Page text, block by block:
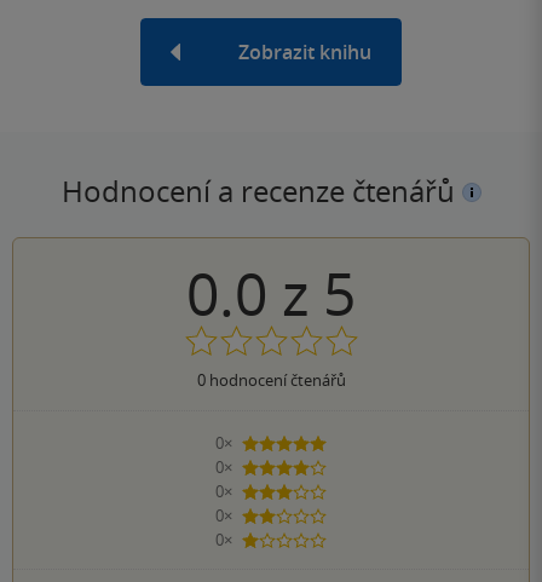
Zobrazit knihu
Hodnocení a recenze čtenářů
0.0 z 5
0hodnocení čtenářů
0×
5 hvězdiček
0×
4 hvězdičky
0×
3 hvězdičky
0×
2 hvězdičky
0×
1 hvezdička